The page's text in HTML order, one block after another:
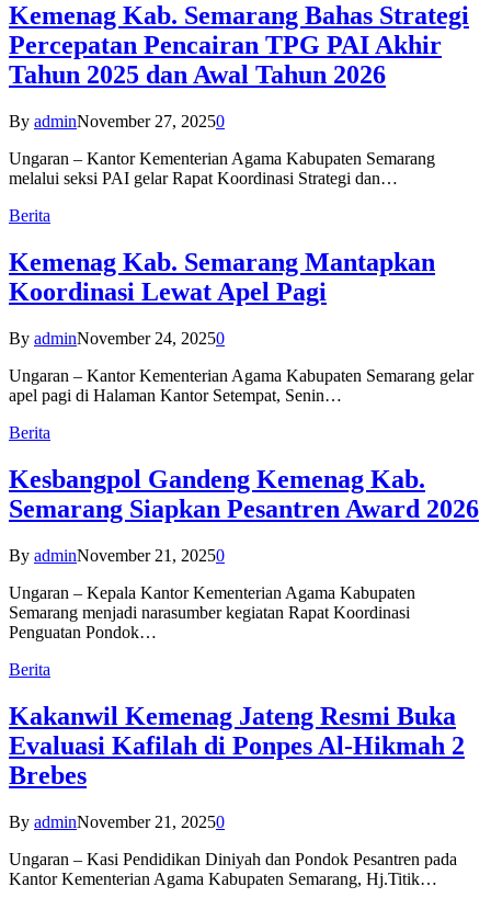
Kemenag Kab. Semarang Bahas Strategi
Percepatan Pencairan TPG PAI Akhir
Tahun 2025 dan Awal Tahun 2026
By adminNovember 27, 20250
Ungaran – Kantor Kementerian Agama Kabupaten Semarang
melalui seksi PAI gelar Rapat Koordinasi Strategi dan…
Berita
Kemenag Kab. Semarang Mantapkan
Koordinasi Lewat Apel Pagi
By adminNovember 24, 20250
Ungaran – Kantor Kementerian Agama Kabupaten Semarang gelar
apel pagi di Halaman Kantor Setempat, Senin…
Berita
Kesbangpol Gandeng Kemenag Kab.
Semarang Siapkan Pesantren Award 2026
By adminNovember 21, 20250
Ungaran – Kepala Kantor Kementerian Agama Kabupaten
Semarang menjadi narasumber kegiatan Rapat Koordinasi
Penguatan Pondok…
Berita
Kakanwil Kemenag Jateng Resmi Buka
Evaluasi Kafilah di Ponpes Al-Hikmah 2
Brebes
By adminNovember 21, 20250
Ungaran – Kasi Pendidikan Diniyah dan Pondok Pesantren pada
Kantor Kementerian Agama Kabupaten Semarang, Hj.Titik…